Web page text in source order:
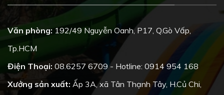
Văn phòng: 192/49 Nguyễn Oanh, P17, Q.Gò Vấp,
Tp.HCM
Điện Thoại: 08.6257 6709 - Hotline: 0914 954 168
Xưởng sản xuất: Ấp 3A, xã Tân Thạnh Tây, H.Củ Chi,